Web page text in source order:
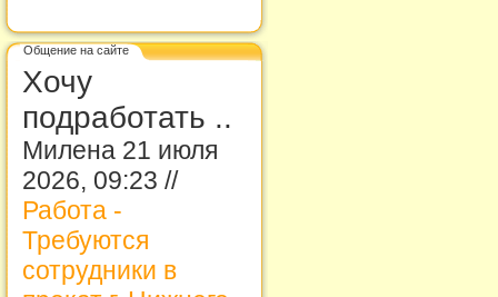
Общение на сайте
Хочу
подработать ..
Милена 21 июля
2026, 09:23 //
Работа -
Требуются
сотрудники в